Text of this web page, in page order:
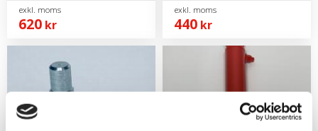
620 kr 440 kr